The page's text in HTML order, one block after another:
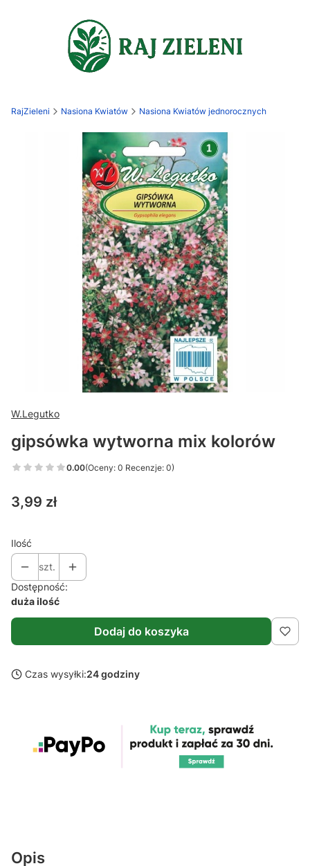
RajZieleni Nasiona Kwiatów Nasiona Kwiatów jednorocznych
W.Legutko
gipsówka wytworna mix kolorów
0.00(Oceny: 0 Recenzje: 0)
Cena
3,99 zł
Ilość
szt.
Dostępność:
duża ilość
Dodaj do koszyka
Czas wysyłki:24 godziny
Opis